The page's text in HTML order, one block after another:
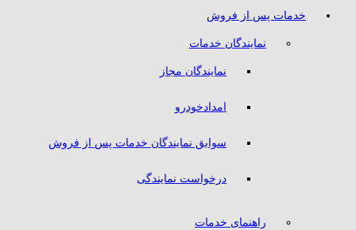
خدمات پس از فروش
نمایندگان خدمات
نمایندگان مجاز
امدادخودرو
سوابق نمایندگان خدمات پس از فروش
درخواست نمایندگی
راهنمای خدمات